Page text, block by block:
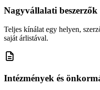
Nagyvállalati beszerzők
Teljes kínálat egy helyen,
saját árlistával.
Intézmények és